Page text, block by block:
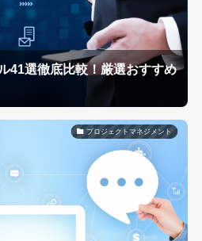
41選徹底比較！厳選おすすめ
プロジェクトマネジメント